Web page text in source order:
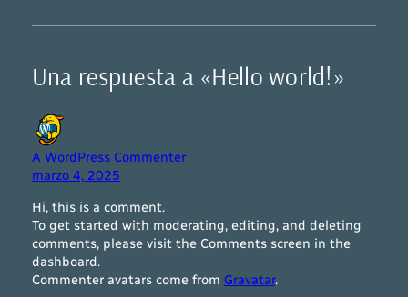
Una respuesta a «Hello world!»
A WordPress Commenter
marzo 4, 2025
Hi, this is a comment.
To get started with moderating, editing, and deleting
comments, please visit the Comments screen in the
dashboard.
Commenter avatars come from Gravatar.